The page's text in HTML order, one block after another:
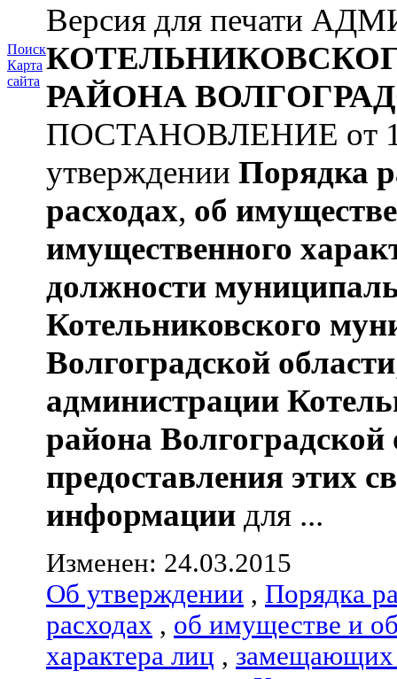
Поиск
Карта
сайта
Версия для печати
РАЙОНА
ПОСТАНОВЛЕНИЕ от
утверждении Порядка
расходах, об
имущественного
должности
Котельниковского
Волгоградской области
администрации
района Волгоградской
предоставления этих
информации для ...
Изменен: 24.03.2015
Об утверждении , Порядка
расходах , об имуществе и
характера лиц , замещающих